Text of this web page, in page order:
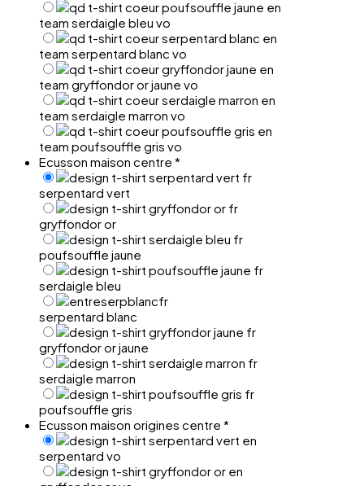
team serdaigle bleu vo
team serpentard blanc vo
team gryffondor or jaune vo
team serdaigle marron vo
team poufsouffle gris vo
Ecusson maison centre *
serpentard vert
gryffondor or
poufsouffle jaune
serdaigle bleu
serpentard blanc
gryffondor or jaune
serdaigle marron
poufsouffle gris
Ecusson maison origines centre *
serpentard vo